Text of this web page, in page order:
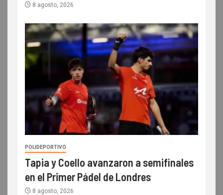
8 agosto, 2026
POLIDEPORTIVO
Tapia y Coello avanzaron a semifinales
en el Primer Pádel de Londres
8 agosto, 2026